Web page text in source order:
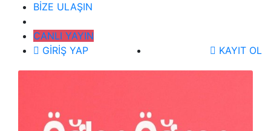
BİZE ULAŞIN
CANLI YAYIN
GİRİŞ YAP
KAYIT OL